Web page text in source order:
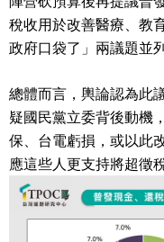
稅收用於改善醫療、教
政府口袋了」兩議題並
總體而言，輿論認為此
疑國民黨立委背後動機
保、台電虧損，或以此
應這些人更支持將超徵